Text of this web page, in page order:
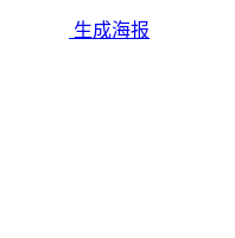
生成海报